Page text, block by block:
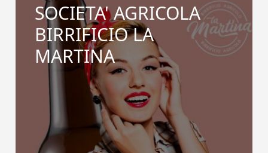
SOCIETA' AGRICOLA
BIRRIFICIO LA
MARTINA